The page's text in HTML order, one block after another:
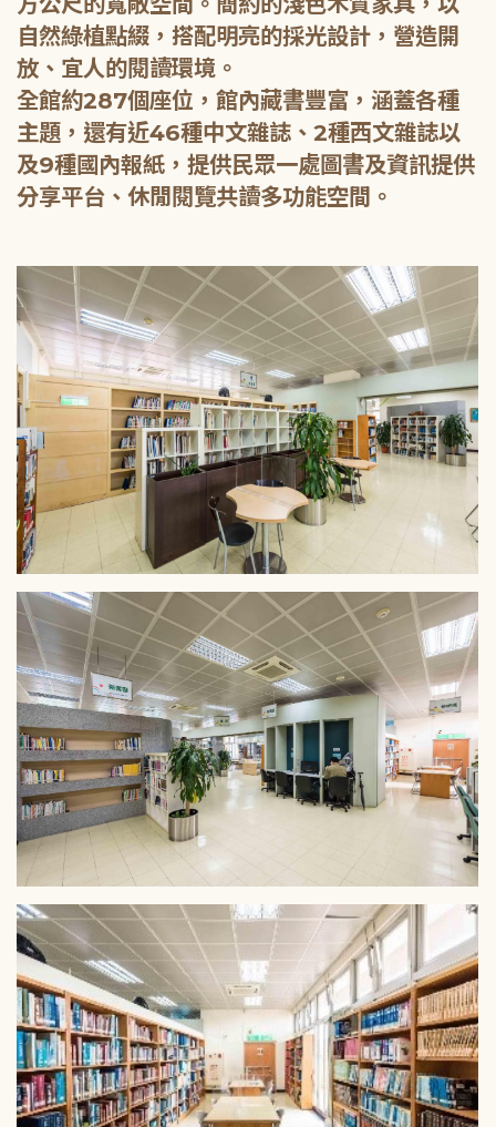
自然綠植點綴，搭配明亮的採光設計，營造開
放、宜人的閱讀環境。
全館約287個座位，館內藏書豐富，涵蓋各種
主題，還有近46種中文雜誌、2種西文雜誌以
及9種國內報紙，提供民眾一處圖書及資訊提供